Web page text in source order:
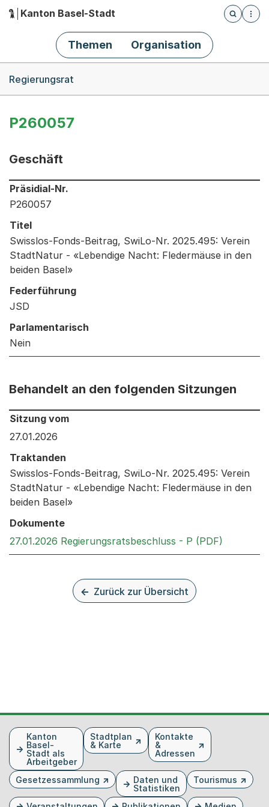
Hauptnavigation
Kanton Basel-Stadt
Öffnet
Themen Organisation
Regierungsrat
P260057
Geschäft
Informationen zum Ausgewählten Geschäft
Präsidial-Nr.
P260057
Titel
Swisslos-Fonds-Beitrag, SwiLo-Nr. 2025.495: Verein
StadtNatur - «Lebendige Nacht: Fledermäuse in den
beiden Basel»
Federführung
JSD
Parlamentarisch
Nein
Behandelt an den folgenden Sitzungen
Behandelt an den folgenden Sitzungen: Informationen
Sitzung vom
27.01.2026
Traktanden
Swisslos-Fonds-Beitrag, SwiLo-Nr. 2025.495: Verein
StadtNatur - «Lebendige Nacht: Fledermäuse in den
beiden Basel»
Dokumente
27.01.2026 Regierungsratsbeschluss - P (PDF)
Zurück zur Übersicht
FusszeileKanton
Basel-
Stadt als
Arbeitgeber
Stadtplan
& Karte
Kontakte
&
Adressen
Gesetzessammlung
Daten und
Statistiken
Tourismus